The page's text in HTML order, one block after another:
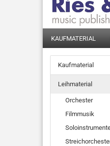
KAUFMATERIAL
Kaufmaterial
Leihmaterial
Orchester
Filmmusik